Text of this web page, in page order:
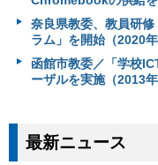
奈良県教委、教員研
ラム」を開始（2020年
函館市教委／「学校
ーザルを実施（2013年
最新ニュース